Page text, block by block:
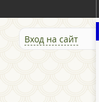
Вход на сайт